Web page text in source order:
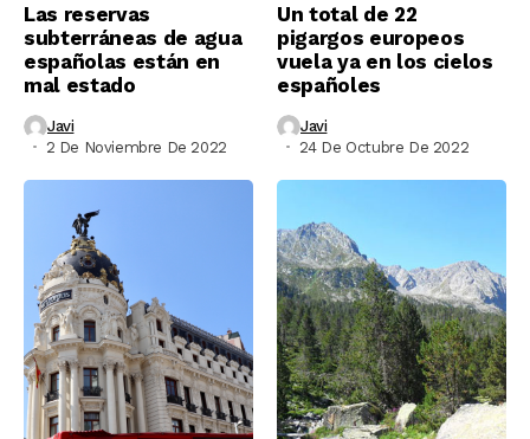
Las reservas
subterráneas de agua
españolas están en
mal estado
Javi
2 De Noviembre De 2022
Un total de 22
pigargos europeos
vuela ya en los cielos
españoles
Javi
24 De Octubre De 2022